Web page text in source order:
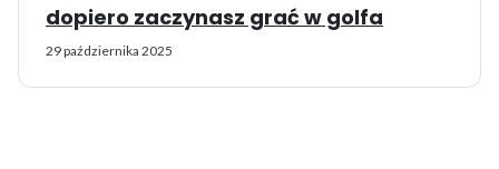
dopiero zaczynasz grać w golfa
29 października 2025